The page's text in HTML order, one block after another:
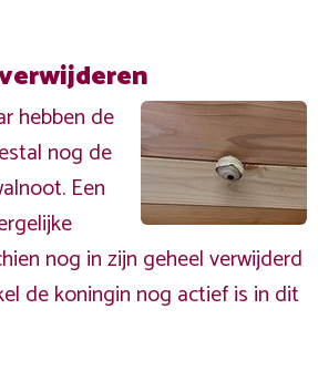
hebben de
nog de
Een
nog in zijn geheel verwijderd
de koningin nog actief is in dit